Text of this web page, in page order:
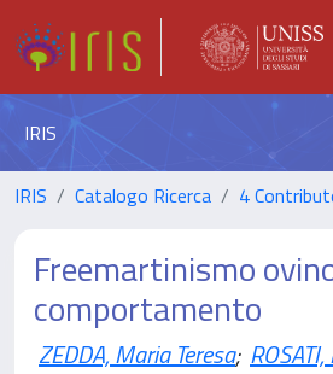
IRIS
IRIS Catalogo Ricerca 4
Freemartinismo
comportamento
ZEDDA, Maria Teresa;